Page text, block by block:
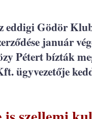
eddigi Gödör
január
Pétert bízták
ügyvezetője